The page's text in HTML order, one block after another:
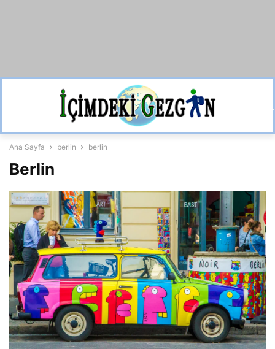
Ana Sayfa berlin berlin
Berlin